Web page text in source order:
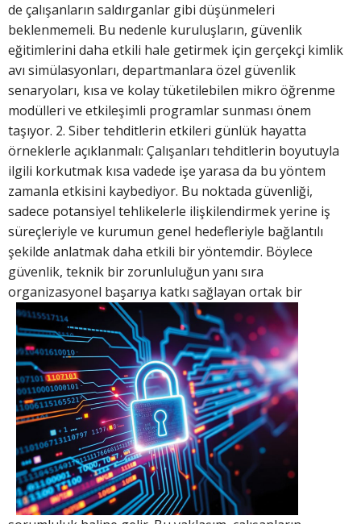
de çalışanların saldırganlar gibi düşünmeleri
beklenmemeli. Bu nedenle kuruluşların, güvenlik
eğitimlerini daha etkili hale getirmek için gerçekçi kimlik
avı simülasyonları, departmanlara özel güvenlik
senaryoları, kısa ve kolay tüketilebilen mikro öğrenme
modülleri ve etkileşimli programlar sunması önem
taşıyor. 2. Siber tehditlerin etkileri günlük hayatta
örneklerle açıklanmalı: Çalışanları tehditlerin boyutuyla
ilgili korkutmak kısa vadede işe yarasa da bu yöntem
zamanla etkisini kaybediyor. Bu noktada güvenliği,
sadece potansiyel tehlikelerle ilişkilendirmek yerine iş
süreçleriyle ve kurumun genel hedefleriyle bağlantılı
şekilde anlatmak daha etkili bir yöntemdir. Böylece
güvenlik, teknik bir zorunluluğun yanı sıra
organizasyonel başarıya katkı sağlayan ortak bir